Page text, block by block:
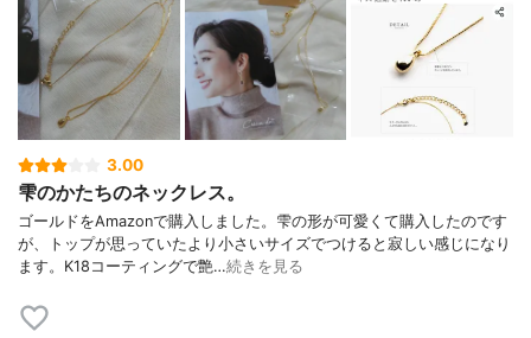
3.00
雫のかたちのネックレス。
ゴールドをAmazonで購入しました。雫の形が可愛くて購入したのです
が、トップが思っていたより小さいサイズでつけると寂しい感じになり
ます。K18コーティングで艶…続きを見る